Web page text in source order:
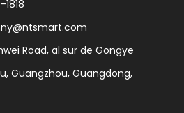
Road, al sur de Gongye
Guangzhou, Guangdong,